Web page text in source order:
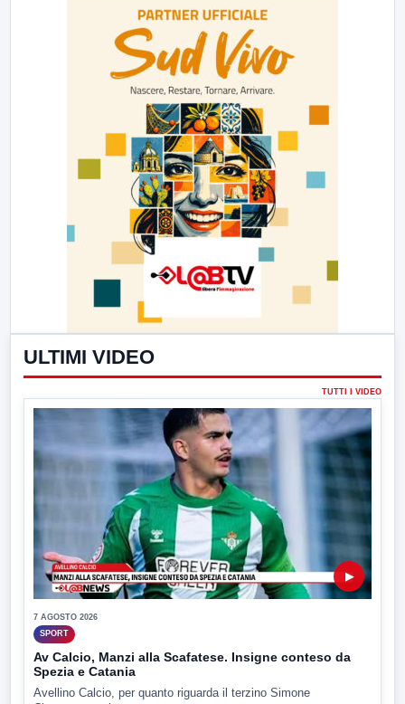
ULTIMI VIDEO
TUTTI I VIDEO
▶
7 AGOSTO 2026
SPORT
Av Calcio, Manzi alla Scafatese. Insigne conteso da
Spezia e Catania
Avellino Calcio, per quanto riguarda il terzino Simone